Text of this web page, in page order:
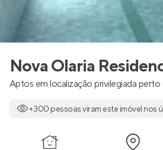
Nova Olaria
Aptos em localização privilegiada
+300 pessoas viram este imóvel nos